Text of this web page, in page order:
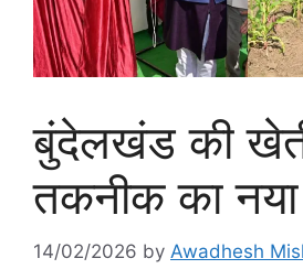
बुंदेलखंड की
तकनीक का
14/02/2026 by Awadhesh